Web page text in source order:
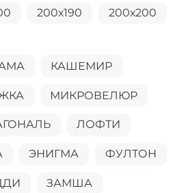
200х190 200х200
КАШЕМИР
МИКРОВЕЛЮР
ЛОФТИ
ЭНИГМА ФУЛТОН
ЗАМША